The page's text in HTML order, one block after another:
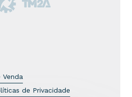
Venda
de Privacidade